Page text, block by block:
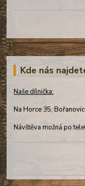
Kde nás
Naše dílnička:
Na Horce 35,
Návštěva možná po